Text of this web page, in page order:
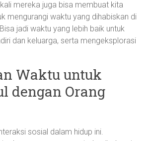
mereka juga bisa membuat kita
mengurangi waktu yang dihabiskan di
jadi waktu yang lebih baik untuk
dan keluarga, serta mengeksplorasi
Waktu untuk
dengan Orang
sosial dalam hidup ini.